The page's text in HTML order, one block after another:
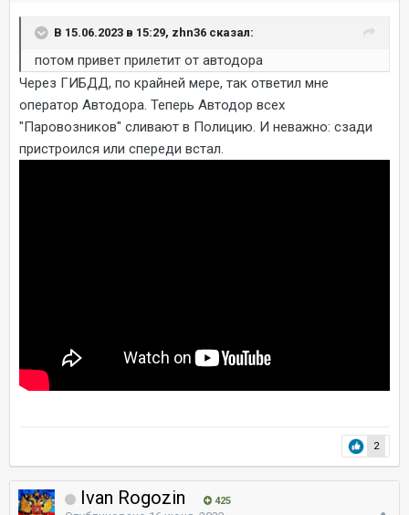
В 15.06.2023 в 15:29, zhn36 сказал:
потом привет прилетит от автодора
Через ГИБДД, по крайней мере, так ответил мне
оператор Автодора. Теперь Автодор всех
"Паровозников" сливают в Полицию. И неважно: сзади
пристроился или спереди встал.
2
Ivan Rogozin 425